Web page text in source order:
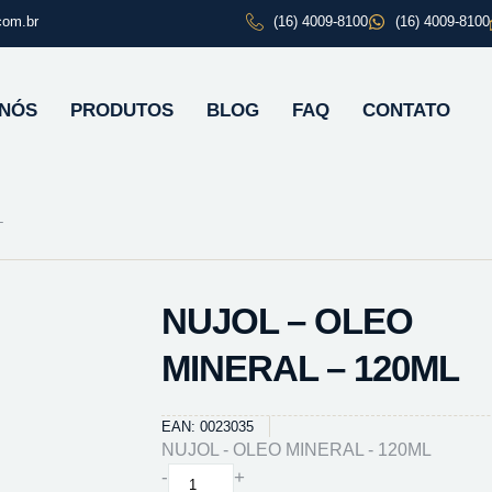
(16) 4009-8100 (16) 4009-8100
PRODUTOS BLOG FAQ CONTATO
NUJOL – OLEO
MINERAL – 120ML
EAN: 0023035
NUJOL - OLEO MINERAL - 120ML
-
NUJOL
+